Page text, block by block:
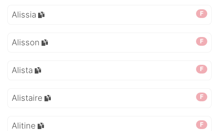
F
Alissia
F
Alisson
F
Alista
F
Alistaire
F
Alitine